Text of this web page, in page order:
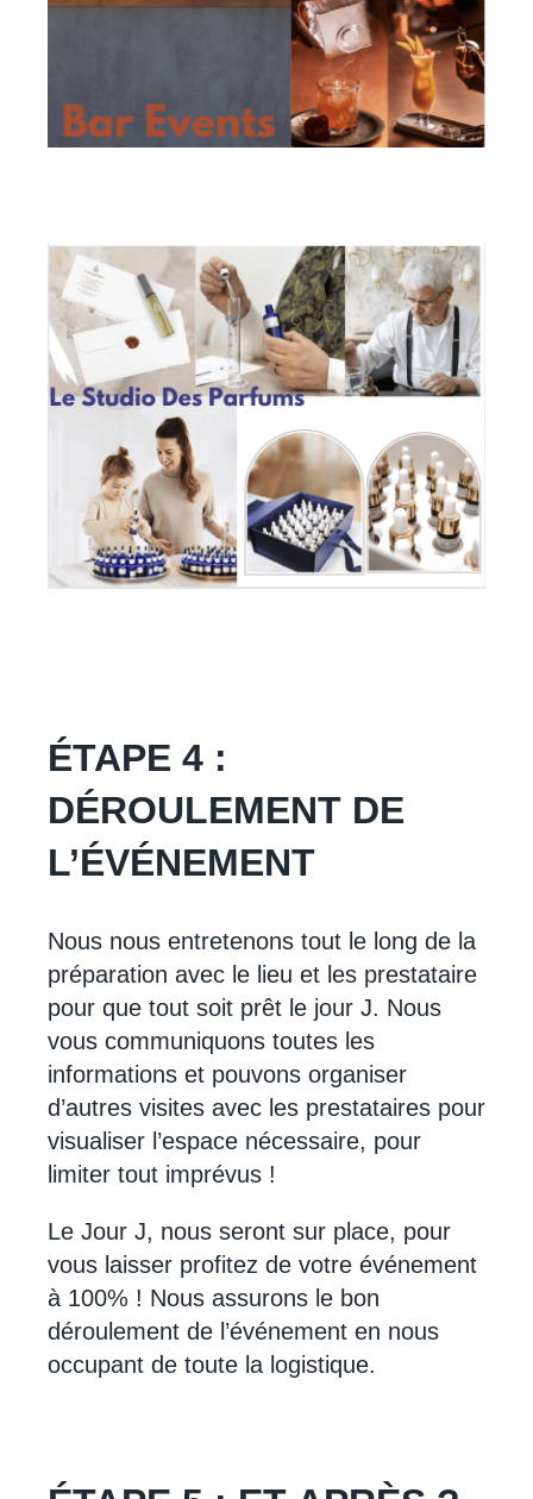
ÉTAPE 4 :
DÉROULEMENT DE
L’ÉVÉNEMENT
Nous nous entretenons tout le long de la
préparation avec le lieu et les prestataire
pour que tout soit prêt le jour J. Nous
vous communiquons toutes les
informations et pouvons organiser
d’autres visites avec les prestataires pour
visualiser l’espace nécessaire, pour
limiter tout imprévus !
Le Jour J, nous seront sur place, pour
vous laisser profitez de votre événement
à 100% ! Nous assurons le bon
déroulement de l’événement en nous
occupant de toute la logistique.